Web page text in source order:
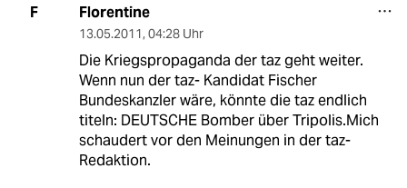
F Florentine
13.05.2011, 04:28 Uhr
Die Kriegspropaganda der taz geht weiter.
Wenn nun der taz- Kandidat Fischer
Bundeskanzler wäre, könnte die taz endlich
titeln: DEUTSCHE Bomber über Tripolis.Mich
schaudert vor den Meinungen in der taz-
Redaktion.